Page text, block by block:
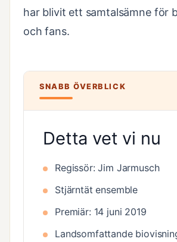
har blivit ett samtalsämne för
och fans.
SNABB ÖVERBLICK
Detta vet vi nu
Regissör: Jim Jarmusch
Stjärntät ensemble
Premiär: 14 juni 2019
Landsomfattande